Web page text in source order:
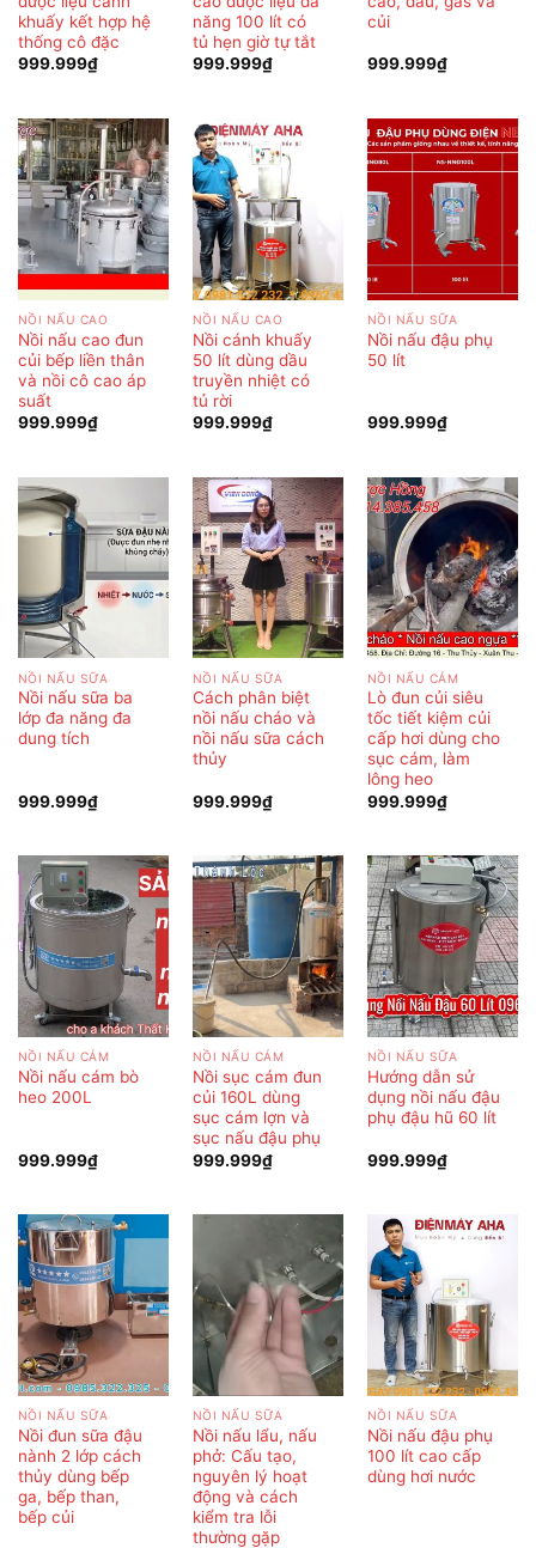
khuấy kết hợp hệ
thống cô đặc
999.999₫
năng 100 lít có
tủ hẹn giờ tự tắt
999.999₫
củi
999.999₫
NỒI NẤU CAO
Nồi nấu cao đun
củi bếp liền thân
và nồi cô cao áp
suất
999.999₫
NỒI NẤU CAO
Nồi cánh khuấy
50 lít dùng dầu
truyền nhiệt có
tủ rời
999.999₫
NỒI NẤU SỮA
Nồi nấu đậu phụ
50 lít
999.999₫
NỒI NẤU SỮA
Nồi nấu sữa ba
lớp đa năng đa
dung tích
999.999₫
NỒI NẤU SỮA
Cách phân biệt
nồi nấu cháo và
nồi nấu sữa cách
thủy
999.999₫
NỒI NẤU CÁM
Lò đun củi siêu
tốc tiết kiệm củi
cấp hơi dùng cho
sục cám, làm
lông heo
999.999₫
NỒI NẤU CÁM
Nồi nấu cám bò
heo 200L
999.999₫
NỒI NẤU CÁM
Nồi sục cám đun
củi 160L dùng
sục cám lợn và
sục nấu đậu phụ
999.999₫
NỒI NẤU SỮA
Hướng dẫn sử
dụng nồi nấu đậu
phụ đậu hũ 60 lít
999.999₫
NỒI NẤU SỮA
Nồi đun sữa đậu
nành 2 lớp cách
thủy dùng bếp
ga, bếp than,
bếp củi
NỒI NẤU SỮA
Nồi nấu lẩu, nấu
phở: Cấu tạo,
nguyên lý hoạt
động và cách
kiểm tra lỗi
thường gặp
NỒI NẤU SỮA
Nồi nấu đậu phụ
100 lít cao cấp
dùng hơi nước